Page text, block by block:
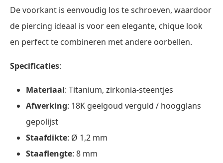
De voorkant is eenvoudig los te schroeven, waardoor
de piercing ideaal is voor een elegante, chique look
en perfect te combineren met andere oorbellen.
Specificaties:
Materiaal: Titanium, zirkonia-steentjes
Afwerking: 18K geelgoud verguld / hoogglans
gepolijst
Staafdikte: Ø 1,2 mm
Staaflengte: 8 mm